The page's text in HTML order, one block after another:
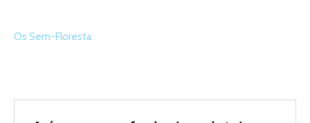
Os Sem-Floresta